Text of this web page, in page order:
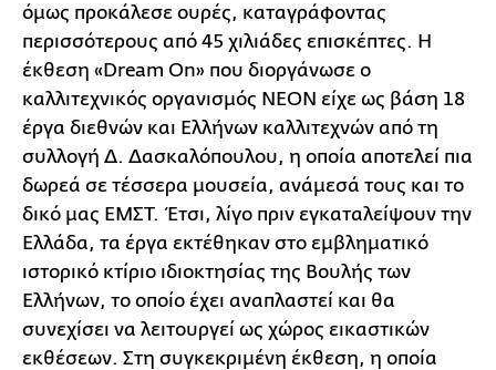
όμως προκάλεσε ουρές, καταγράφοντας
περισσότερους από 45 χιλιάδες επισκέπτες. Η
έκθεση «Dream On» που διοργάνωσε ο
καλλιτεχνικός οργανισμός ΝΕΟΝ είχε ως βάση 18
έργα διεθνών και Ελλήνων καλλιτεχνών από τη
συλλογή Δ. Δασκαλόπουλου, η οποία αποτελεί πια
δωρεά σε τέσσερα μουσεία, ανάμεσά τους και το
δικό μας ΕΜΣΤ. Έτσι, λίγο πριν εγκαταλείψουν την
Ελλάδα, τα έργα εκτέθηκαν στο εμβληματικό
ιστορικό κτίριο ιδιοκτησίας της Βουλής των
Ελλήνων, το οποίο έχει αναπλαστεί και θα
συνεχίσει να λειτουργεί ως χώρος εικαστικών
εκθέσεων. Στη συγκεκριμένη έκθεση, η οποία